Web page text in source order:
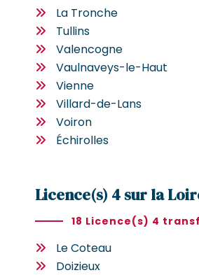
La Tronche
Tullins
Valencogne
Vaulnaveys-le-Haut
Vienne
Villard-de-Lans
Voiron
Échirolles
Licence(s) 4 sur la
18 Licence(s) 4
Le Coteau
Doizieux